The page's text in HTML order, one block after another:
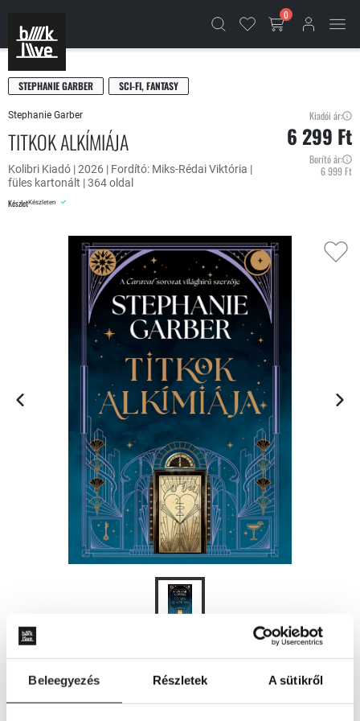
Beleegyezés Részletek A sütikről
0
STEPHANIE GARBER SCI-FI, FANTASY
Stephanie Garber
TITKOK ALKÍMIÁJA
Kolibri Kiadó | 2026 | Fordító: Miks-Rédai Viktória |
füles kartonált | 364 oldal
KészletKészleten
Kiadói ár:
6 299 Ft
Borító ár:
6 999 Ft